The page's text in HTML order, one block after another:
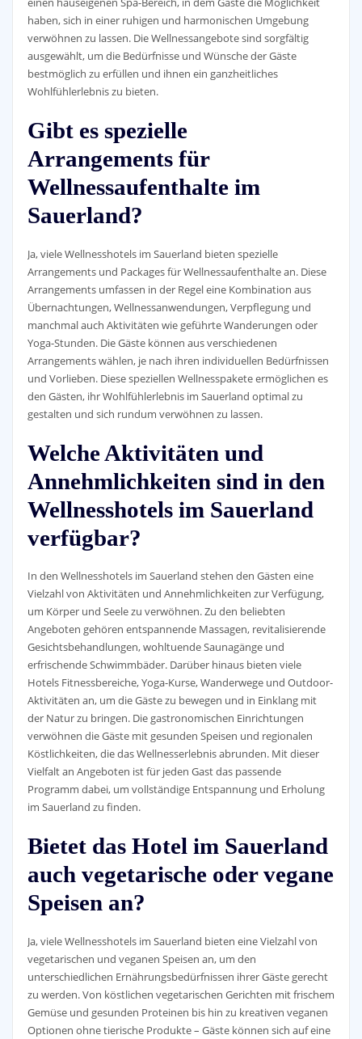
haben, sich in einer ruhigen und harmonischen Umgebung
verwöhnen zu lassen. Die Wellnessangebote sind sorgfältig
ausgewählt, um die Bedürfnisse und Wünsche der Gäste
bestmöglich zu erfüllen und ihnen ein ganzheitliches
Wohlfühlerlebnis zu bieten.
Gibt es spezielle
Arrangements für
Wellnessaufenthalte im
Sauerland?
Ja, viele Wellnesshotels im Sauerland bieten spezielle
Arrangements und Packages für Wellnessaufenthalte an. Diese
Arrangements umfassen in der Regel eine Kombination aus
Übernachtungen, Wellnessanwendungen, Verpflegung und
manchmal auch Aktivitäten wie geführte Wanderungen oder
Yoga-Stunden. Die Gäste können aus verschiedenen
Arrangements wählen, je nach ihren individuellen Bedürfnissen
und Vorlieben. Diese speziellen Wellnesspakete ermöglichen es
den Gästen, ihr Wohlfühlerlebnis im Sauerland optimal zu
gestalten und sich rundum verwöhnen zu lassen.
Welche Aktivitäten und
Annehmlichkeiten sind in den
Wellnesshotels im Sauerland
verfügbar?
In den Wellnesshotels im Sauerland stehen den Gästen eine
Vielzahl von Aktivitäten und Annehmlichkeiten zur Verfügung,
um Körper und Seele zu verwöhnen. Zu den beliebten
Angeboten gehören entspannende Massagen, revitalisierende
Gesichtsbehandlungen, wohltuende Saunagänge und
erfrischende Schwimmbäder. Darüber hinaus bieten viele
Hotels Fitnessbereiche, Yoga-Kurse, Wanderwege und Outdoor-
Aktivitäten an, um die Gäste zu bewegen und in Einklang mit
der Natur zu bringen. Die gastronomischen Einrichtungen
verwöhnen die Gäste mit gesunden Speisen und regionalen
Köstlichkeiten, die das Wellnesserlebnis abrunden. Mit dieser
Vielfalt an Angeboten ist für jeden Gast das passende
Programm dabei, um vollständige Entspannung und Erholung
im Sauerland zu finden.
Bietet das Hotel im Sauerland
auch vegetarische oder vegane
Speisen an?
Ja, viele Wellnesshotels im Sauerland bieten eine Vielzahl von
vegetarischen und veganen Speisen an, um den
unterschiedlichen Ernährungsbedürfnissen ihrer Gäste gerecht
zu werden. Von köstlichen vegetarischen Gerichten mit frischem
Gemüse und gesunden Proteinen bis hin zu kreativen veganen
Optionen ohne tierische Produkte – Gäste können sich auf eine